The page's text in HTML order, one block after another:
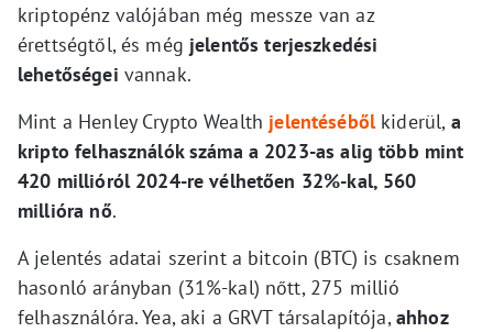
kriptopénz valójában még messze van az
érettségtől, és még jelentős terjeszkedési
lehetőségei vannak.
Mint a Henley Crypto Wealth jelentésébőlkiderül, a
kripto felhasználók száma a 2023-as alig több mint
420 millióról 2024-re vélhetően 32%-kal, 560
millióra nő.
A jelentés adatai szerint a bitcoin (BTC) is csaknem
hasonló arányban (31%-kal) nőtt, 275 millió
felhasználóra. Yea, aki a GRVT társalapítója, ahhoz